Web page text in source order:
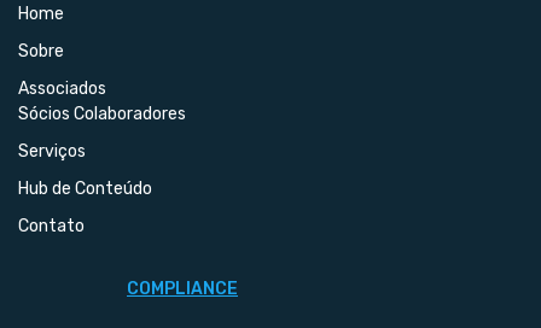
Home
Sobre
Associados
Sócios Colaboradores
Serviços
Hub de Conteúdo
Contato
COMPLIANCE